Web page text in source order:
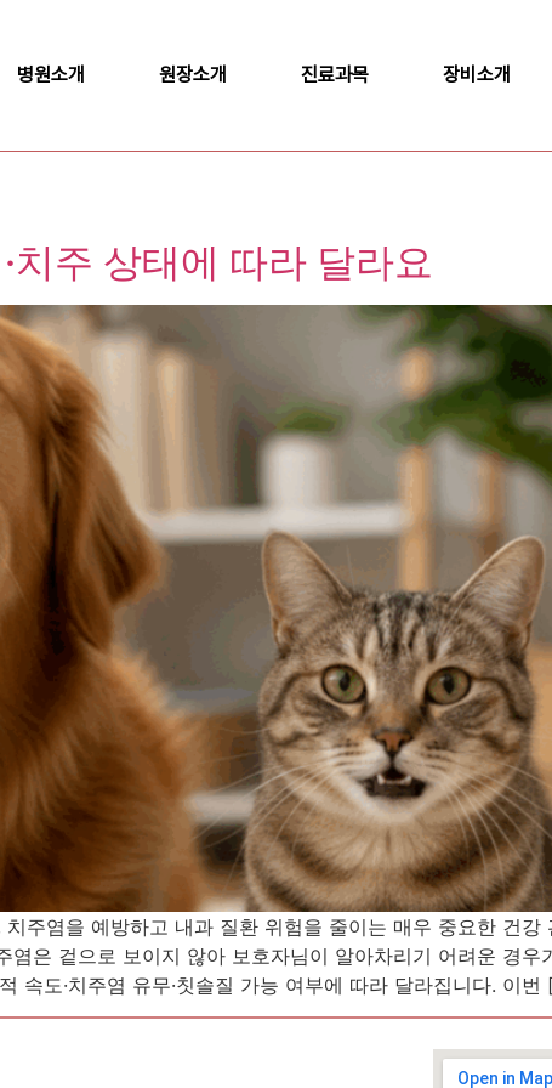
병원소개 원장소개 진료과목 장비소개
치주 상태에 따라 달라요
주염을 예방하고 내과 질환 위험을 줄이는 매우 중요한 건강
은 겉으로 보이지 않아 보호자님이 알아차리기 어려운 경우
속도·치주염 유무·칫솔질 가능 여부에 따라 달라집니다. 이